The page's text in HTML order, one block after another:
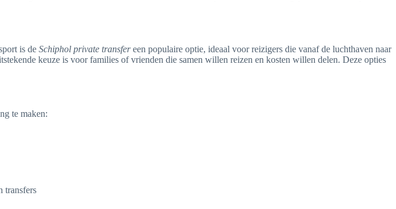
is de Schiphol private transfereen populaire optie, ideaal voor reizigers die vanaf de luchthaven naar
keuze is voor families of vrienden die samen willen reizen en kosten willen delen. Deze opties
te maken: